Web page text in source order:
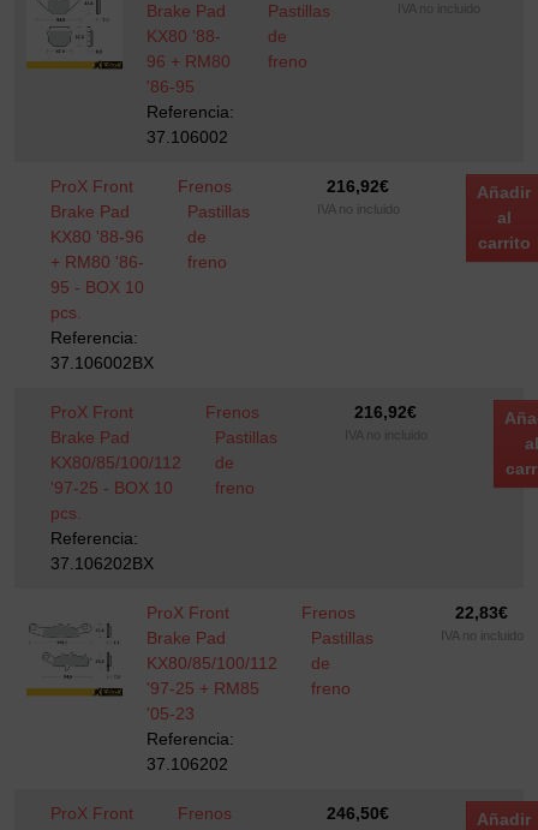
Brake Pad
KX80 '88-
96 + RM80
'86-95
Referencia:
37.106002
Pastillas
de
freno
IVA no incluido
ProX Front
Brake Pad
KX80 '88-96
+ RM80 '86-
95 - BOX 10
pcs.
Referencia:
37.106002BX
Frenos
Pastillas
de
freno
216,92€
IVA no incluido
Añadir
al
carrito
ProX Front
Brake Pad
KX80/85/100/112
'97-25 - BOX 10
pcs.
Referencia:
37.106202BX
Frenos
Pastillas
de
freno
216,92€
IVA no incluido
al
ProX Front
Brake Pad
KX80/85/100/112
'97-25 + RM85
'05-23
Referencia:
37.106202
Frenos
Pastillas
de
freno
22,83€
IVA no incluido
ProX Front
Frenos
246,50€
Añadir